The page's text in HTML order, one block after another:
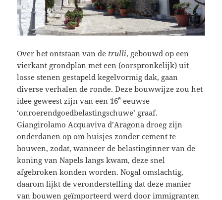
Over het ontstaan van de trulli, gebouwd op een
vierkant grondplan met een (oorspronkelijk) uit
losse stenen gestapeld kegelvormig dak, gaan
diverse verhalen de ronde. Deze bouwwijze zou het
idee geweest zijn van een 16e eeuwse
‘onroerendgoedbelastingschuwe’ graaf.
Giangirolamo Acquaviva d’Aragona droeg zijn
onderdanen op om huisjes zonder cement te
bouwen, zodat, wanneer de belastinginner van de
koning van Napels langs kwam, deze snel
afgebroken konden worden. Nogal omslachtig,
daarom lijkt de veronderstelling dat deze manier
van bouwen geïmporteerd werd door immigranten